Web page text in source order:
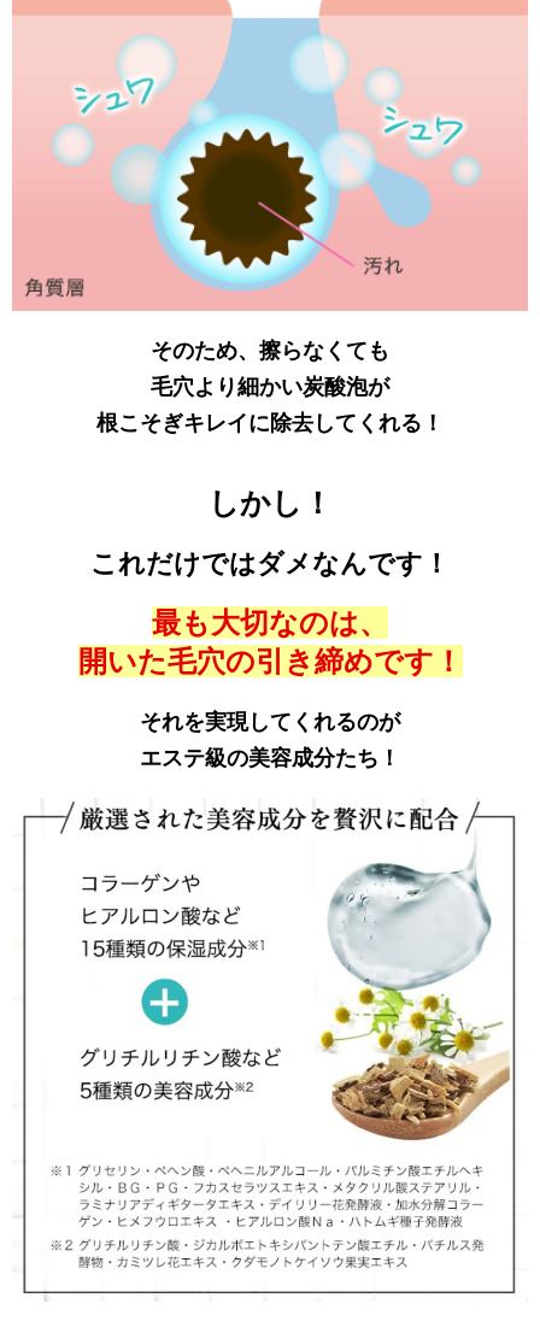
そのため、擦らなくても
毛穴より細かい炭酸泡が
根こそぎキレイに除去してくれる！
しかし！
これだけではダメなんです！
最も大切なのは、
開いた毛穴の引き締めです！
それを実現してくれるのが
エステ級の美容成分たち！